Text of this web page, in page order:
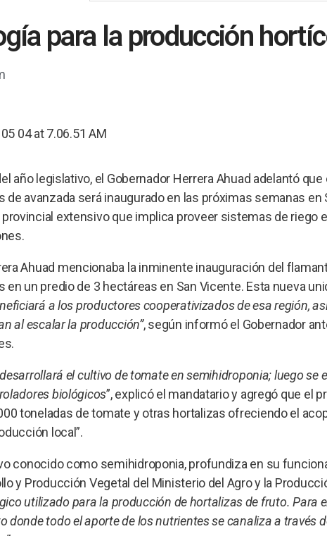
para la producción
año legislativo, el Gobernador Herrera Ahuad adelantó
de avanzada será inaugurado en las próximas semanas
extensivo que implica proveer sistemas de riego
Ahuad mencionaba la inminente inauguración del
en un predio de 3 hectáreas en San Vicente. Esta nueva
a los productores cooperativizados de esa región,
al escalar la producción”, según informó el Gobernador
el cultivo de tomate en semihidroponia; luego
biológicos”, explicó el mandatario y agregó que el
toneladas de tomate y otras hortalizas ofreciendo el
local”.
conocido como semihidroponia, profundiza en su
y Producción Vegetal del Ministerio del Agro y la
utilizado para la producción de hortalizas de fruto. Para
donde todo el aporte de los nutrientes se canaliza a través